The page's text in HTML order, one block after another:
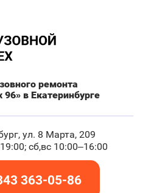
ремонта
96» в Екатеринбурге
ул. 8 Марта, 209
сб,вс 10:00–16:00
363-05-86